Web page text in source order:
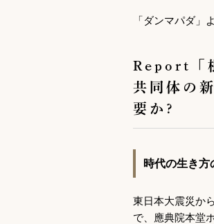
「ダンマパダ」
Report「
共同体の
要か?
時代の生き方
東日本大震災か
で、應典院本堂